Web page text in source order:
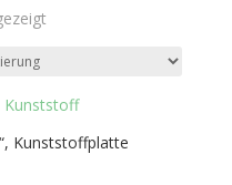
Kunststoffplatte